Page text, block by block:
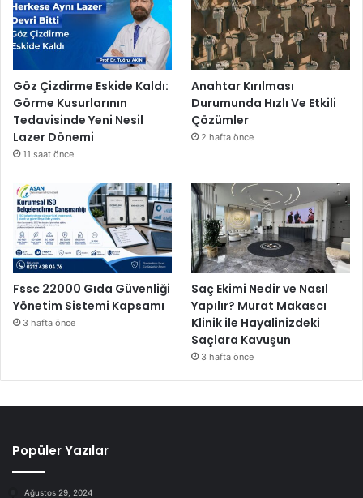
Göz Çizdirme Eskide Kaldı:
Görme Kusurlarının
Tedavisinde Yeni Nesil
Lazer Dönemi
11 saat önce
Anahtar Kırılması
Durumunda Hızlı Ve Etkili
Çözümler
2 hafta önce
Fssc 22000 Gıda Güvenliği
Yönetim Sistemi Kapsamı
3 hafta önce
Saç Ekimi Nedir ve Nasıl
Yapılır? Murat Makascı
Klinik ile Hayalinizdeki
Saçlara Kavuşun
3 hafta önce
Popüler Yazılar
Ağustos 29, 2024